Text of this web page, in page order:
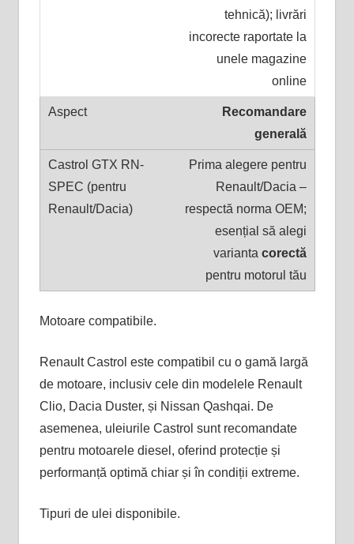
tehnică); livrări
incorecte raportate la
unele magazine
online
Recomandare
generală
Prima alegere pentru
Renault/Dacia –
respectă norma OEM;
esențial să alegi
varianta corectă
pentru motorul tău
Motoare compatibile.
Renault Castrol este compatibil cu o gamă largă
de motoare, inclusiv cele din modelele Renault
Clio, Dacia Duster, și Nissan Qashqai. De
asemenea, uleiurile Castrol sunt recomandate
pentru motoarele diesel, oferind protecție și
performanță optimă chiar și în condiții extreme​.
Tipuri de ulei disponibile.